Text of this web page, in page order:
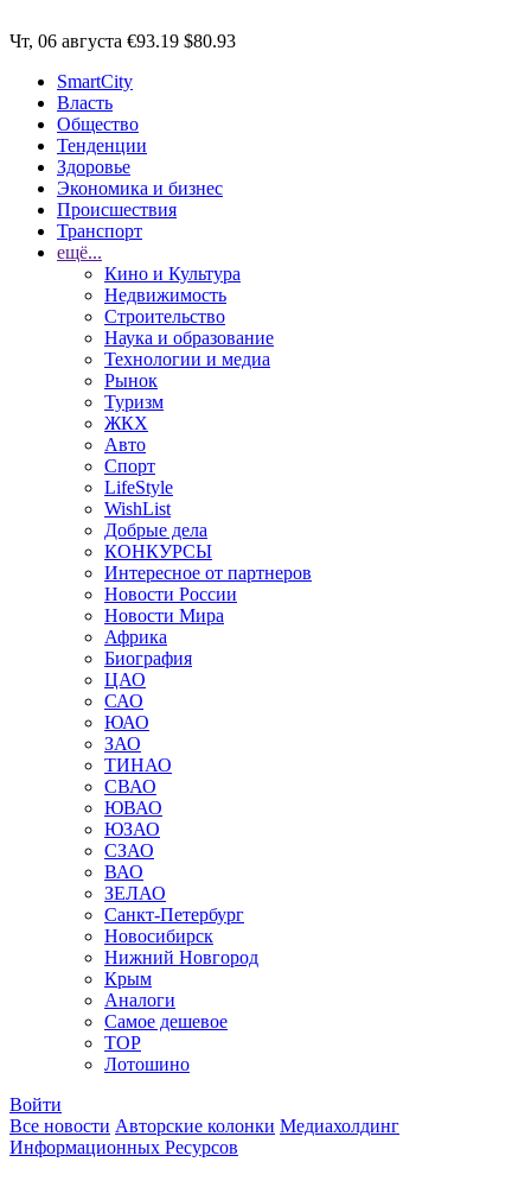
Чт, 06 августа €93.19 $80.93
SmartCity
Власть
Общество
Тенденции
Здоровье
Экономика и бизнес
Происшествия
Транспорт
ещё...
Кино и Культура
Недвижимость
Строительство
Наука и образование
Технологии и медиа
Рынок
Туризм
ЖКХ
Авто
Спорт
LifeStyle
WishList
Добрые дела
КОНКУРСЫ
Интересное от партнеров
Новости России
Новости Мира
Африка
Биография
ЦАО
САО
ЮАО
ЗАО
ТИНАО
СВАО
ЮВАО
ЮЗАО
СЗАО
ВАО
ЗЕЛАО
Санкт-Петербург
Новосибирск
Нижний Новгород
Крым
Аналоги
Самое дешевое
TOP
Лотошино
Войти
Все новости Авторские колонки Медиахолдинг
Информационных Ресурсов